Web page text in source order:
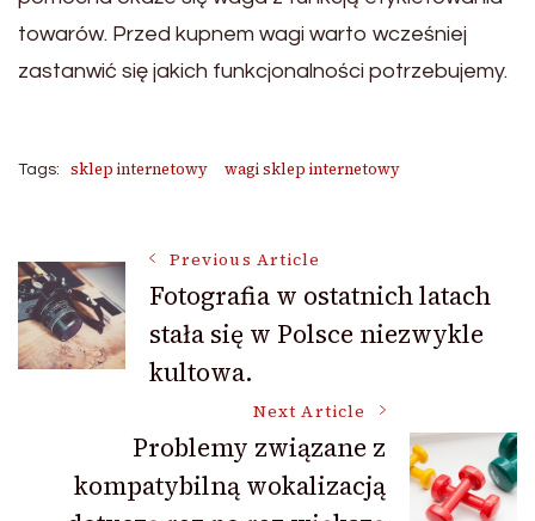
towarów. Przed kupnem wagi warto wcześniej
zastanwić się jakich funkcjonalności potrzebujemy.
Tags: sklep internetowy wagi sklep internetowy
Post
Navigation
Previous Article
Fotografia w ostatnich latach
stała się w Polsce niezwykle
kultowa.
Next Article
Problemy związane z
kompatybilną wokalizacją